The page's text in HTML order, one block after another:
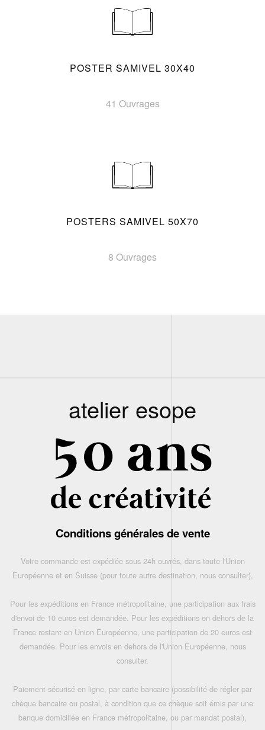
POSTER SAMIVEL 30X40
41 Ouvrages
POSTERS SAMIVEL 50X70
8 Ouvrages
atelier esope
Conditions générales de vente
Votre commande est expédiée sous 24h ouvrés, dans toute l'Union
Européenne et en Suisse (pour toute autre destination, nous consulter),
Pour les expéditions en France métropolitaine, une participation aux frais
d'envoi de 10 euros est demandée. Pour les expéditions en dehors de la
France restant en Union Européenne, une participation de 20 euros est
demandée. Pour les envois en dehors de l'Union Européenne, nous
consulter.
Paiement sécurisé en ligne, par carte bancaire (possibilité de régler par
chèque bancaire ou postal, à condition que ce chèque soit émis par une
banque domiciliée en France métropolitaine, ou par mandat postal),